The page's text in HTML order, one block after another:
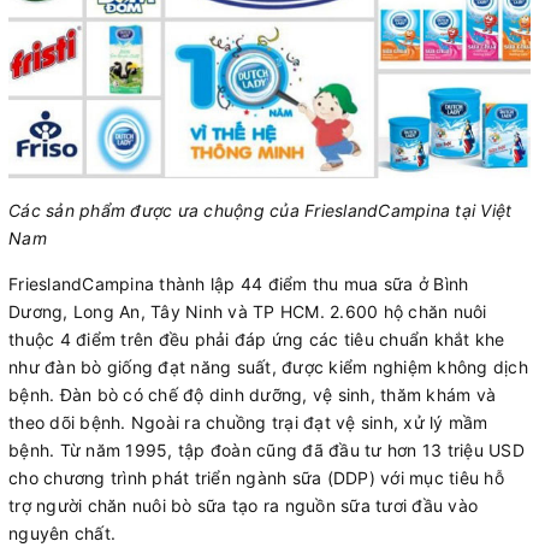
Các sản phẩm được ưa chuộng của FrieslandCampina tại Việt
Nam
FrieslandCampina thành lập 44 điểm thu mua sữa ở Bình
Dương, Long An, Tây Ninh và TP HCM. 2.600 hộ chăn nuôi
thuộc 4 điểm trên đều phải đáp ứng các tiêu chuẩn khắt khe
như đàn bò giống đạt năng suất, được kiểm nghiệm không dịch
bệnh. Đàn bò có chế độ dinh dưỡng, vệ sinh, thăm khám và
theo dõi bệnh. Ngoài ra chuồng trại đạt vệ sinh, xử lý mầm
bệnh. Từ năm 1995, tập đoàn cũng đã đầu tư hơn 13 triệu USD
cho chương trình phát triển ngành sữa (DDP) với mục tiêu hỗ
trợ người chăn nuôi bò sữa tạo ra nguồn sữa tươi đầu vào
nguyên chất.